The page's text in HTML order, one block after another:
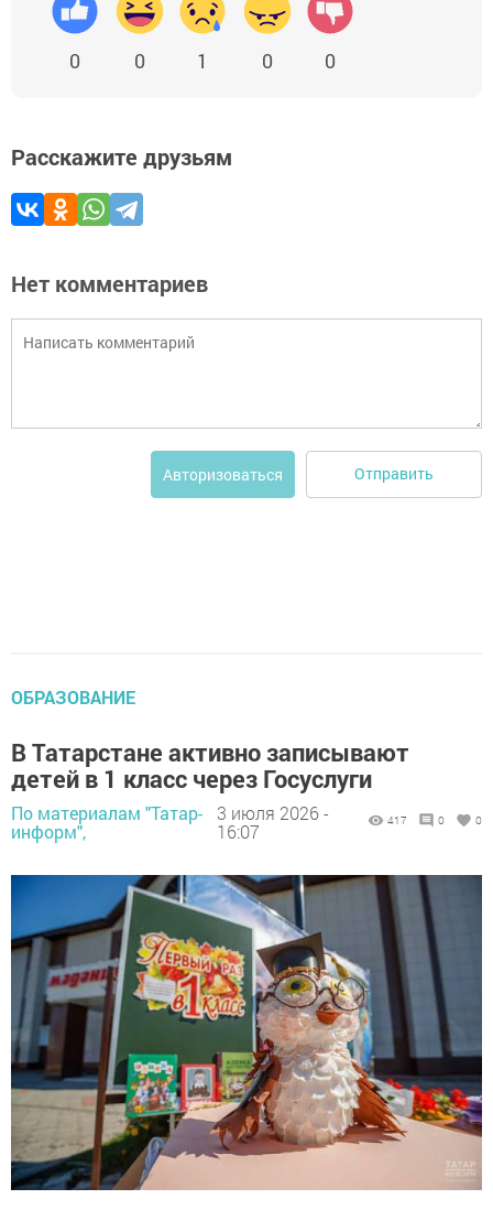
0 0 1 0 0
Расскажите друзьям
Нет комментариев
Авторизоваться Отправить
ОБРАЗОВАНИЕ
В Татарстане активно записывают
детей в 1 класс через Госуслуги
По материалам "Татар-
информ",
3 июля 2026 -
16:07
417 0 0